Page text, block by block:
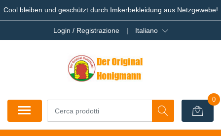
Cool bleiben und geschützt durch Imkerbekleidung aus Netzgewebe!
Login / Registrazione | Italiano
0